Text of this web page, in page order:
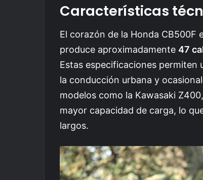
Características
El corazón de la Honda CB500F
produce aproximadamente 47
Estas especificaciones permiten
la conducción urbana y
modelos como la Kawasaki
mayor capacidad de carga, lo
largos.